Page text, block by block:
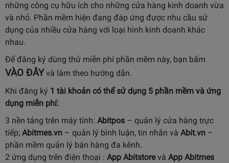
những công cụ hữu ích cho những cửa hàng kinh doanh vừa
và nhỏ. Phần mềm hiện đang đáp ứng được nhu cầu sử
dụng của nhiều cửa hàng với loại hình kinh doanh khác
nhau.
Để đăng ký dùng thử miễn phí phần mềm này, bạn bấm
VÀO ĐÂYvà làm theo hướng dẫn.
Khi đăng ký 1 tài khoản có thể sử dụng 5 phần mềm và ứng
dụng miễn phí:
3 nền tảng trên máy tính: Abitpos – quản lý cửa hàng trực
tiếp; Abitmes.vn – quản lý bình luận, tin nhắn và Abit.vn –
phần mềm quản lý bán hàng đa kênh.
2 ứng dụng trên điện thoại : App Abitstorevà App Abitmes